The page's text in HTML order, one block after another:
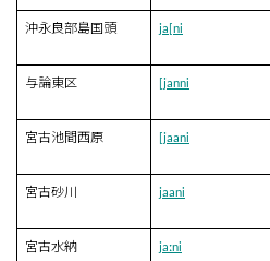
沖永良部島国頭 ja[ni
与論東区 [janni
宮古池間西原 [jaani
宮古砂川 jaani
宮古水納 jaːni